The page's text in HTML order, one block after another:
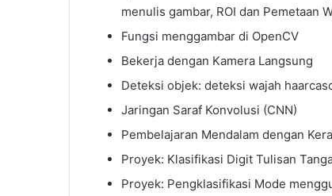
menulis gambar, ROI dan Pemetaan
Fungsi menggambar di OpenCV
Bekerja dengan Kamera Langsung
Deteksi objek: deteksi wajah
Jaringan Saraf Konvolusi (CNN)
Pembelajaran Mendalam dengan
Proyek: Klasifikasi Digit Tulisan
Proyek: Pengklasifikasi Mode